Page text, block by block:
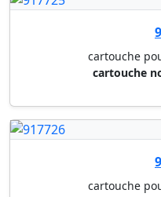
cartouche
cartouche
cartouche
cartouche